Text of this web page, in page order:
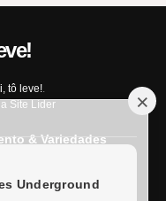
tô leve!
Site Líder
& Variedades
Termos e condições